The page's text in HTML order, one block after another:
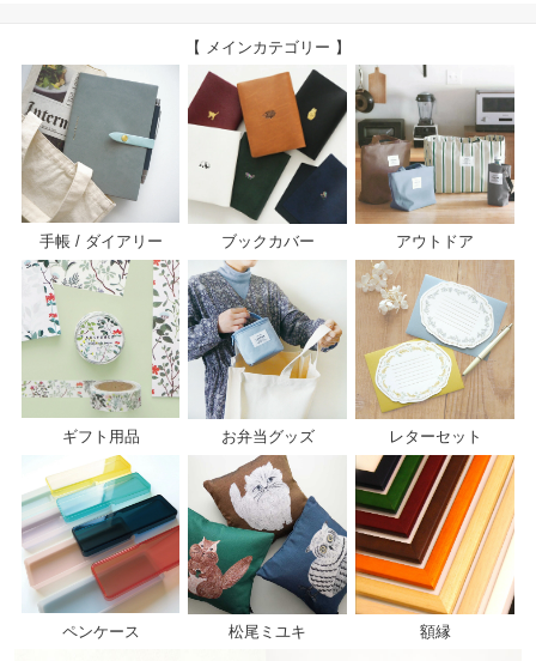
【 メインカテゴリー 】
手帳 / ダイアリー ブックカバー アウトドア
ギフト用品 お弁当グッズ レターセット
ペンケース 松尾ミユキ 額縁